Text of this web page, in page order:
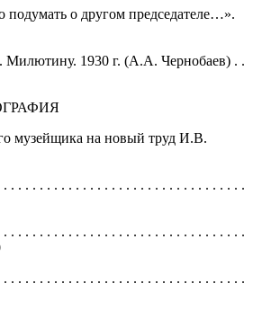
подумать о другом председателе…».
1930 г. (А.А. Чернобаев) . .
музейщика на новый труд И.В.
. . . . . . . . . . . . . . . . . . . . . . . . . . . . . . . .
. . . . . . . . . . . . . . . . . . . . . . . . . . . . . . . . .
. . . . . . . . . . . . . . . . . . . . . . . . . . . . . . . . .